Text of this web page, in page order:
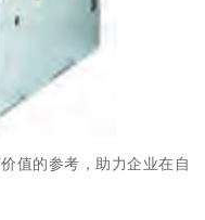
值的参考，助力企业在自